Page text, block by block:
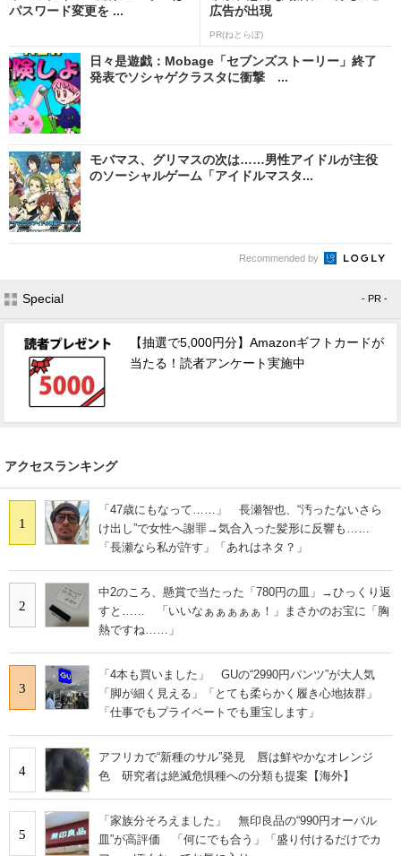
パスワード変更を ...
広告が出現
PR(ねとらぼ)
日々是遊戯：Mobage「セブンズストーリー」終了
発表でソシャゲクラスタに衝撃 ...
モバマス、グリマスの次は……男性アイドルが主役
のソーシャルゲーム「アイドルマスタ...
Recommended by
Special - PR -
【抽選で5,000円分】Amazonギフトカードが
当たる！読者アンケート実施中
アクセスランキング
1
「47歳にもなって……」 長瀬智也、“汚ったないさら
け出し”で女性へ謝罪→気合入った髪形に反響も……
「長瀬なら私が許す」「あれはネタ？」
2
中2のころ、懸賞で当たった「780円の皿」→ひっくり返
すと…… 「いいなぁぁぁぁぁ！」まさかのお宝に「胸
熱ですね……」
3
「4本も買いました」 GUの“2990円パンツ”が大人気
「脚が細く見える」「とても柔らかく履き心地抜群」
「仕事でもプライベートでも重宝します」
4
アフリカで“新種のサル”発見 唇は鮮やかなオレンジ
色 研究者は絶滅危惧種への分類も提案【海外】
5
「家族分そろえました」 無印良品の“990円オーバル
皿”が高評価 「何にでも合う」「盛り付けるだけでカ